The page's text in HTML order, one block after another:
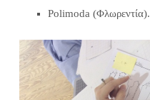
Polimoda (Φλωρεντία).